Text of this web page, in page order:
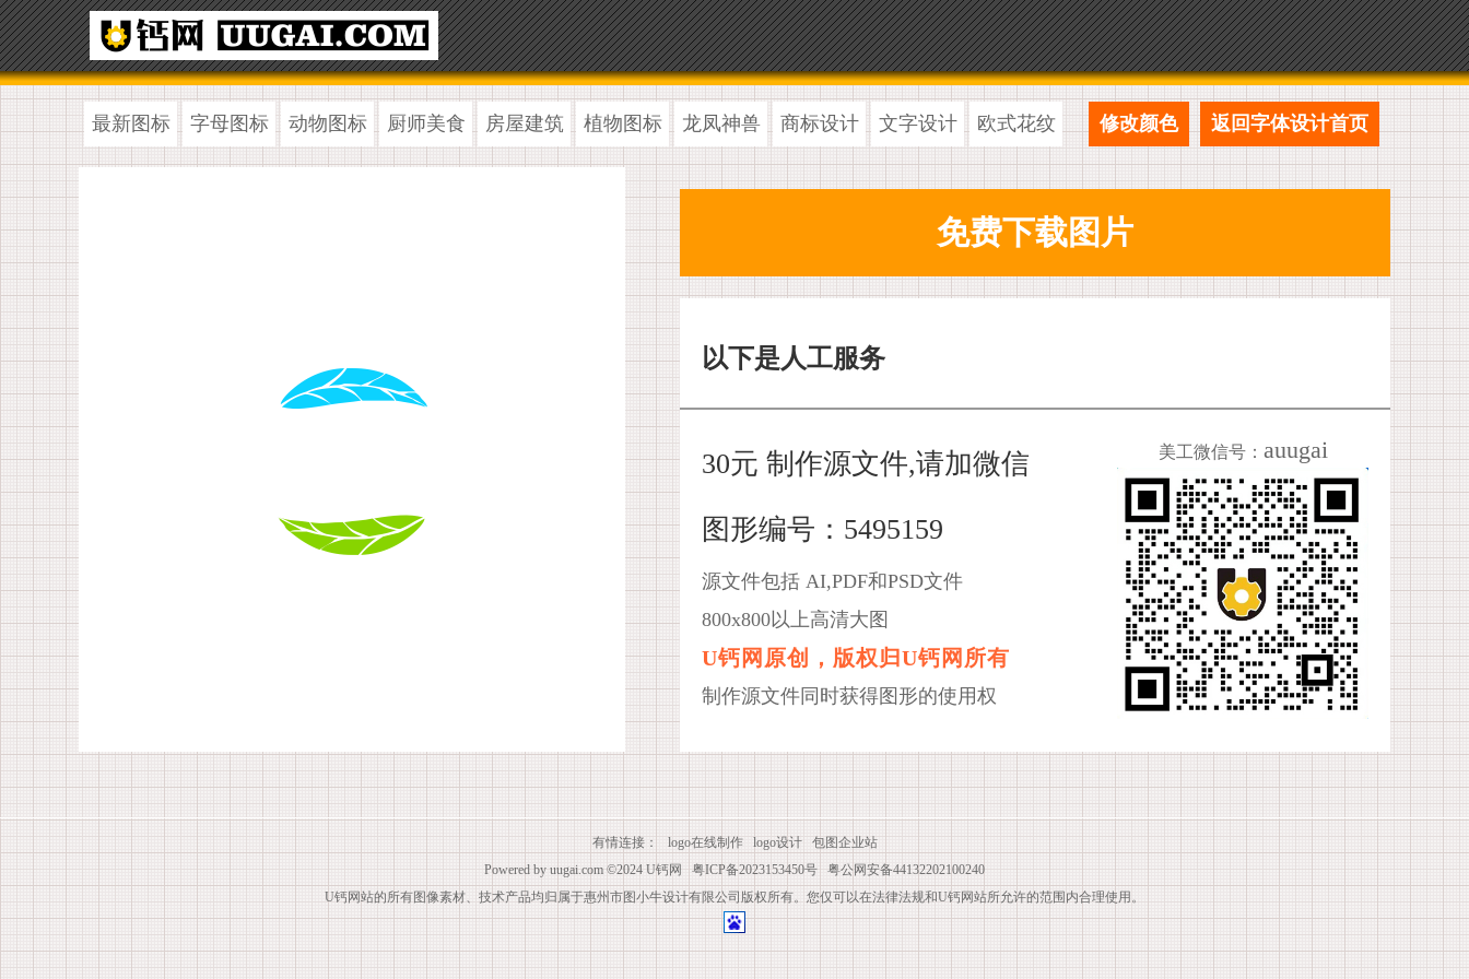
最新图标 字母图标 动物图标 厨师美食 房屋建筑 植物图标 龙凤神兽 商标设计 文字设计 欧式花纹 返回字体设计首页
修改颜色
以下是人工服务
30元 制作源文件,请加微信
图形编号：5495159
源文件包括 AI,PDF和PSD文件
800x800以上高清大图
U钙网原创，版权归U钙网所有
制作源文件同时获得图形的使用权
美工微信号： auugai
有情连接： logo在线制作 logo设计
包图企业站
Powered by uugai.com ©2024 U钙网 粤ICP备2023153450号
粤公网安备44132202100240
U钙网站的所有图像素材、技术产品均归属于惠州市图小牛设计有限公司版权所有。您仅可以在法律法规和U钙网站所允许的范围内合理使用。